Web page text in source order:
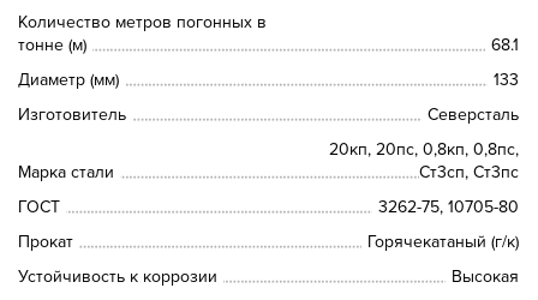
Количество метров погонных в
тонне (м)
68.1
Диаметр (мм)
133
Изготовитель
Северсталь
Марка стали
20кп, 20пс, 0,8кп, 0,8пс,
Ст3сп, Ст3пс
ГОСТ
3262-75, 10705-80
Прокат
Горячекатаный (г/к)
Устойчивость к коррозии
Высокая